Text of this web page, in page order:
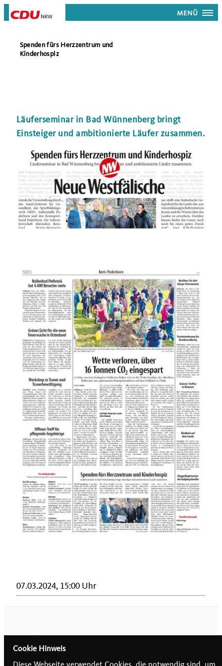
MENÜ
Spenden fürs Herzzentrum und
Kinderhospiz
Läuferseminar in Bad Wünnenberg bringt
Einsteiger und ambitionierte Läufer zusammen.
07.03.2024, 15:00 Uhr
Cookie Hinweis